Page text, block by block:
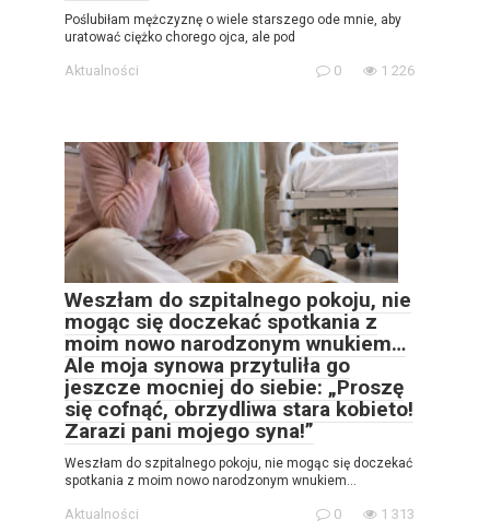
Poślubiłam mężczyznę o wiele starszego ode mnie, aby
uratować ciężko chorego ojca, ale pod
Aktualności 0 1 226
Weszłam do szpitalnego pokoju, nie
mogąc się doczekać spotkania z
moim nowo narodzonym wnukiem…
Ale moja synowa przytuliła go
jeszcze mocniej do siebie: „Proszę
się cofnąć, obrzydliwa stara kobieto!
Zarazi pani mojego syna!”
Weszłam do szpitalnego pokoju, nie mogąc się doczekać
spotkania z moim nowo narodzonym wnukiem…
Aktualności 0 1 313